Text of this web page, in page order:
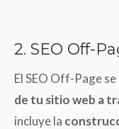
2. SEO Off-
El SEO Off-Page
de tu sitio web a
incluye la